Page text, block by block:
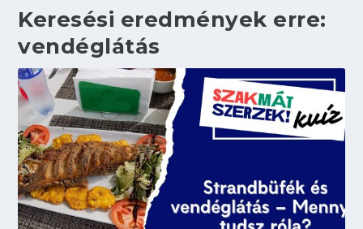
Keresési eredmények erre:
vendéglátás